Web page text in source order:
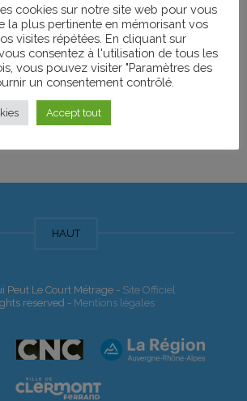
Date
« AUTOUR DU
»
HAUT
Peut Le Court Métrage - Site Officiel
reserved - Mentions légales
cookies sur notre site web pour vous
la plus pertinente en mémorisant vos
visites répétées. En cliquant sur
consentez à l'utilisation de tous les
vous pouvez visiter "Paramètres des
un consentement contrôlé.
Accept tout